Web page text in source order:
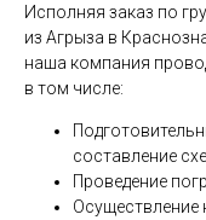
Исполняя заказ по
из Агрыза в
наша компания
в том числе:
составление
Проведение
Осуществление